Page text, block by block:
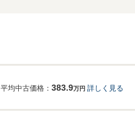
平均中古価格： 383.9万円 詳しく見る